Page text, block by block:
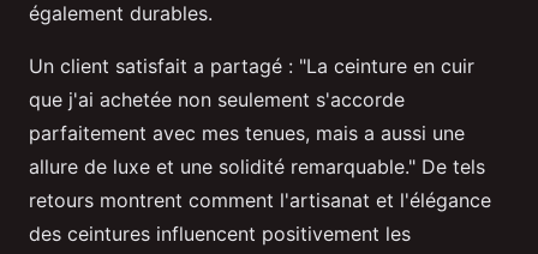
également durables.
Un client satisfait a partagé : "La ceinture en cuir
que j'ai achetée non seulement s'accorde
parfaitement avec mes tenues, mais a aussi une
allure de luxe et une solidité remarquable." De tels
retours montrent comment l'artisanat et l'élégance
des ceintures influencent positivement les